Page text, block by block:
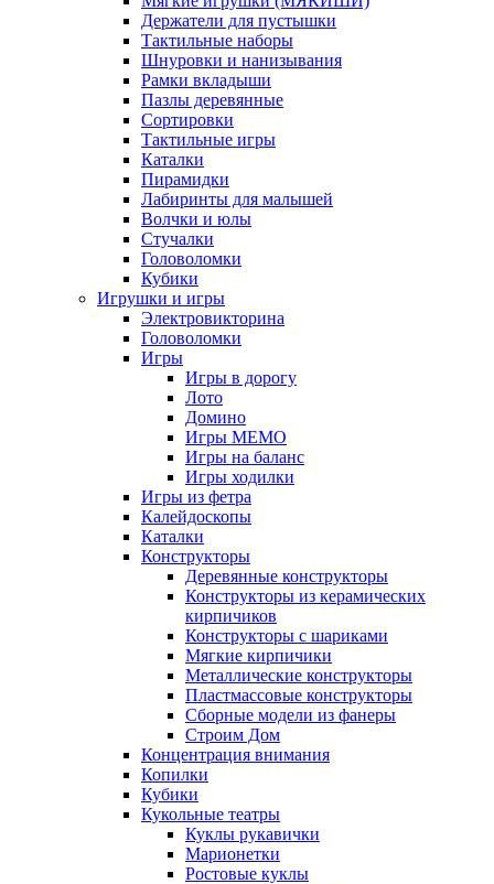
Держатели для пустышки
Тактильные наборы
Шнуровки и нанизывания
Рамки вкладыши
Пазлы деревянные
Сортировки
Тактильные игры
Каталки
Пирамидки
Лабиринты для малышей
Волчки и юлы
Стучалки
Головоломки
Кубики
Игрушки и игры
Электровикторина
Головоломки
Игры
Игры в дорогу
Лото
Домино
Игры МЕМО
Игры на баланс
Игры ходилки
Игры из фетра
Калейдоскопы
Каталки
Конструкторы
Деревянные конструкторы
Конструкторы из керамических
кирпичиков
Конструкторы с шариками
Мягкие кирпичики
Металлические конструкторы
Пластмассовые конструкторы
Сборные модели из фанеры
Строим Дом
Концентрация внимания
Копилки
Кубики
Кукольные театры
Куклы рукавички
Марионетки
Ростовые куклы